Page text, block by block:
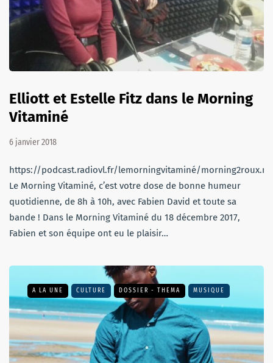
Elliott et Estelle Fitz dans le Morning
Vitaminé
6 janvier 2018
https://podcast.radiovl.fr/lemorningvitaminé/
Le Morning Vitaminé, c’est votre dose de bonne humeur
quotidienne, de 8h à 10h, avec Fabien David et toute sa
bande ! Dans le Morning Vitaminé du 18 décembre 2017,
Fabien et son équipe ont eu le plaisir…
A LA UNE CULTURE DOSSIER - THEMA MUSIQUE